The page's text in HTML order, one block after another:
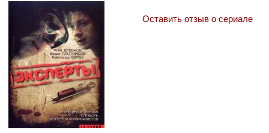
Оставить отзыв о сериале